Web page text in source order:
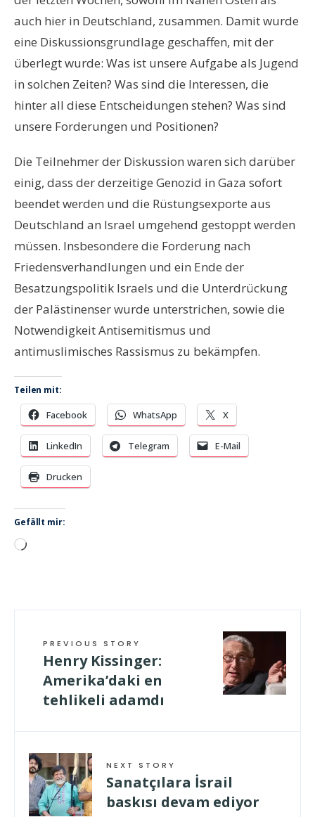
auch hier in Deutschland, zusammen. Damit wurde
eine Diskussionsgrundlage geschaffen, mit der
überlegt wurde: Was ist unsere Aufgabe als Jugend
in solchen Zeiten? Was sind die Interessen, die
hinter all diese Entscheidungen stehen? Was sind
unsere Forderungen und Positionen?
Die Teilnehmer der Diskussion waren sich darüber
einig, dass der derzeitige Genozid in Gaza sofort
beendet werden und die Rüstungsexporte aus
Deutschland an Israel umgehend gestoppt werden
müssen. Insbesondere die Forderung nach
Friedensverhandlungen und ein Ende der
Besatzungspolitik Israels und die Unterdrückung
der Palästinenser wurde unterstrichen, sowie die
Notwendigkeit Antisemitismus und
antimuslimisches Rassismus zu bekämpfen.
Teilen mit:
Facebook WhatsApp X
LinkedIn Telegram E-Mail
Drucken
Gefällt mir:
Wird
PREVIOUS STORY
Henry Kissinger:
Amerika’daki en
tehlikeli adamdı
NEXT STORY
Sanatçılara İsrail
baskısı devam ediyor